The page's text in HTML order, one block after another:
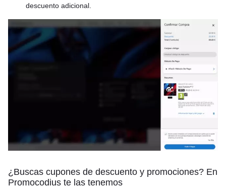
descuento adicional.
¿Buscas cupones de descuento y promociones? En
Promocodius te las tenemos